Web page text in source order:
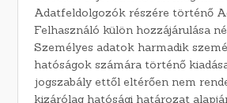
Adatfeldolgozók részére történő
Felhasználó külön hozzájárulása
Személyes adatok harmadik
hatóságok számára történő
jogszabály ettől eltérően nem
kizárólag hatósági határozat